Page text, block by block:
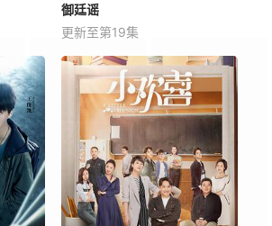
御廷谣
更新至第19集